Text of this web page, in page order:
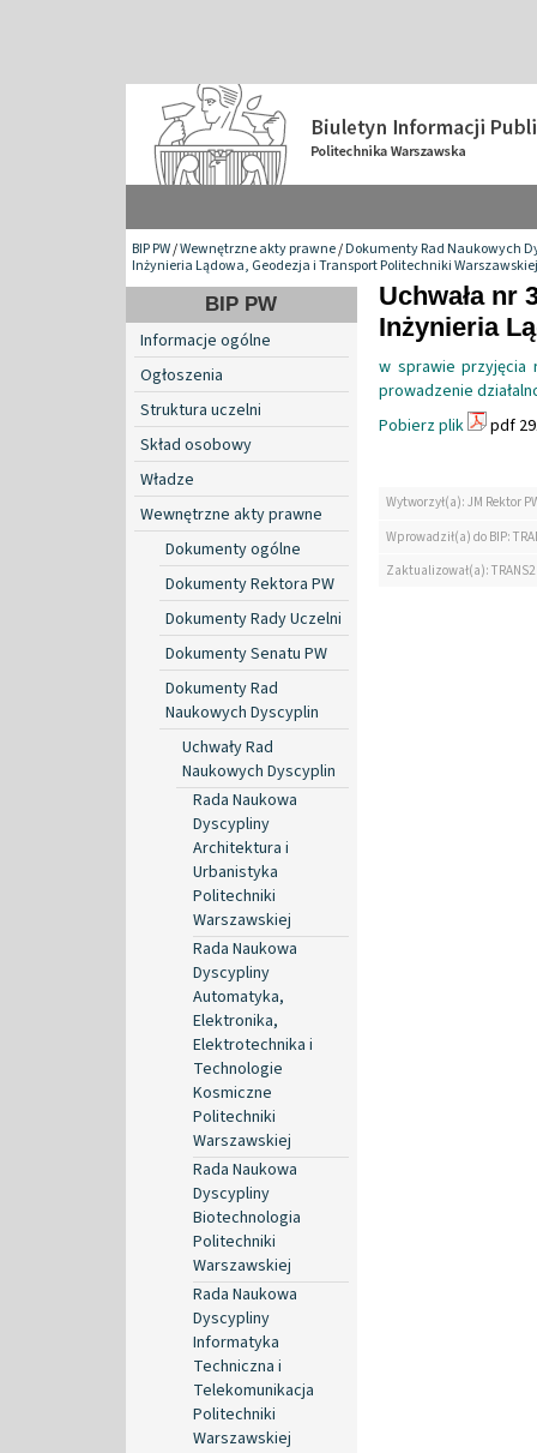
BIP PW/Wewnętrzne akty prawne/Dokumenty Rad Naukowych
Inżynieria Lądowa, Geodezja i Transport Politechniki Warszawskiej
BIP PW
Informacje ogólne
Ogłoszenia
Struktura uczelni
Skład osobowy
Władze
Wewnętrzne akty prawne
Dokumenty ogólne
Dokumenty Rektora PW
Dokumenty Rady Uczelni
Dokumenty Senatu PW
Dokumenty Rad
Naukowych Dyscyplin
Uchwały Rad
Naukowych Dyscyplin
Rada Naukowa
Dyscypliny
Architektura i
Urbanistyka
Politechniki
Warszawskiej
Rada Naukowa
Dyscypliny
Automatyka,
Elektronika,
Elektrotechnika i
Technologie
Kosmiczne
Politechniki
Warszawskiej
Rada Naukowa
Dyscypliny
Biotechnologia
Politechniki
Warszawskiej
Rada Naukowa
Dyscypliny
Informatyka
Techniczna i
Telekomunikacja
Politechniki
Warszawskiej
Uchwała nr
Inżynieria
w sprawie przyjęcia
prowadzenie
Pobierz plik
pdf
Wytworzył(a): JM Rektor
Wprowadził(a) do BIP:
Zaktualizował(a):